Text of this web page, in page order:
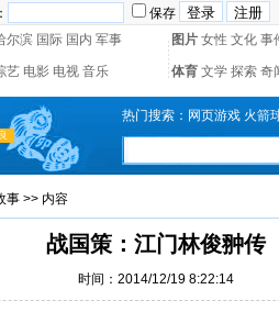
保存
尔滨 国际 国内 军事 图片 女性 文化 事
艺 电影 电视 音乐 体育 文学 探索 奇
热门搜索： 网页游戏 火箭
事 >> 内容
战国策：江门林俊翀传
时间：2014/12/19 8:22:14